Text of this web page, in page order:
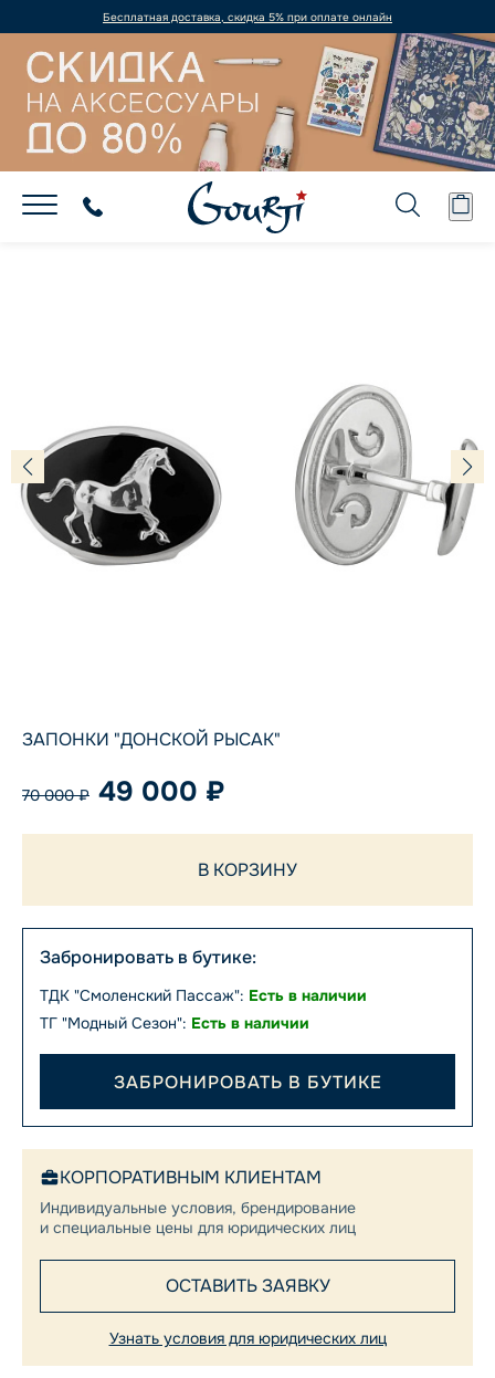
Бесплатная доставка, скидка 5% при оплате онлайн
ЗАПОНКИ "ДОНСКОЙ РЫСАК"
70 000 ₽ 49 000 ₽
В КОРЗИНУ
Забронировать в бутике:
ТДК "Смоленский Пассаж": Есть в наличии
ТГ "Модный Сезон": Есть в наличии
ЗАБРОНИРОВАТЬ В БУТИКЕ
КОРПОРАТИВНЫМ КЛИЕНТАМ
Индивидуальные условия, брендирование
и специальные цены для юридических лиц
ОСТАВИТЬ ЗАЯВКУ
Узнать условия для юридических лиц